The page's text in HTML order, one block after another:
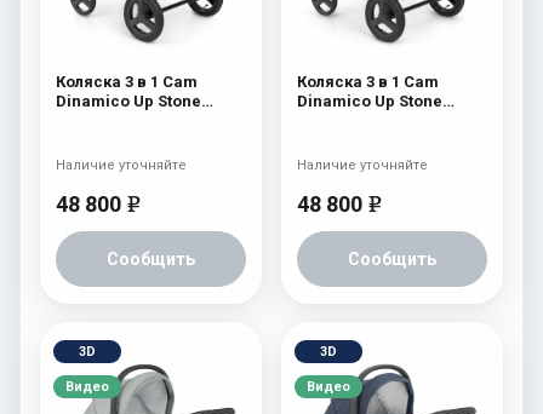
Коляска 3 в 1 Cam
Dinamico Up Stone
48 800 e
Сообщить
Наличие уточняйте
Коляска 3 в 1 Cam
Dinamico Up Stone
48 800 e
Сообщить
Наличие уточняйте
3D
Видео
3D
Видео